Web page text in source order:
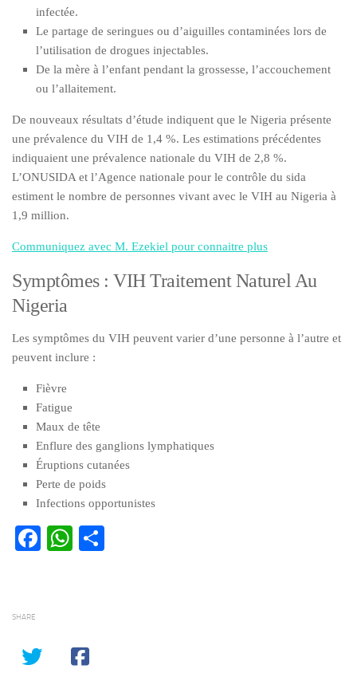
infectée.
Le partage de seringues ou d’aiguilles contaminées lors de
l’utilisation de drogues injectables.
De la mère à l’enfant pendant la grossesse, l’accouchement
ou l’allaitement.
De nouveaux résultats d’étude indiquent que le Nigeria présente
une prévalence du VIH de 1,4 %. Les estimations précédentes
indiquaient une prévalence nationale du VIH de 2,8 %.
L’ONUSIDA et l’Agence nationale pour le contrôle du sida
estiment le nombre de personnes vivant avec le VIH au Nigeria à
1,9 million.
Communiquez avec M. Ezekiel pour connaitre plus
Symptômes : VIH Traitement Naturel Au
Nigeria
Les symptômes du VIH peuvent varier d’une personne à l’autre et
peuvent inclure :
Fièvre
Fatigue
Maux de tête
Enflure des ganglions lymphatiques
Éruptions cutanées
Perte de poids
Infections opportunistes
Facebook
WhatsApp
SHARE